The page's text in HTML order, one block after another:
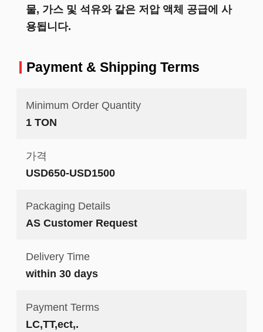
물, 가스 및 석유와 같은 저압 액체 공급에 사
용됩니다.
Payment & Shipping Terms
Minimum Order Quantity
1 TON
가격
USD650-USD1500
Packaging Details
AS Customer Request
Delivery Time
within 30 days
Payment Terms
LC,TT,ect,.